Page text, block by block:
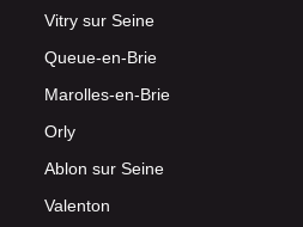
Vitry sur Seine
Queue-en-Brie
Marolles-en-Brie
Orly
Ablon sur Seine
Valenton